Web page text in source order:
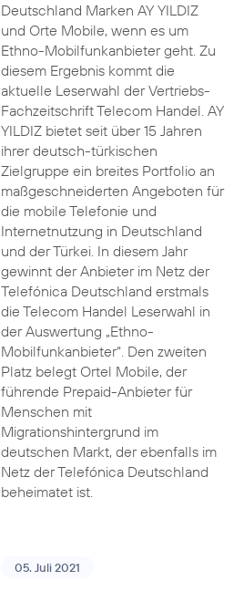
Deutschland Marken AY YILDIZ
und Orte Mobile, wenn es um
Ethno-Mobilfunkanbieter geht. Zu
diesem Ergebnis kommt die
aktuelle Leserwahl der Vertriebs-
Fachzeitschrift Telecom Handel. AY
YILDIZ bietet seit über 15 Jahren
ihrer deutsch-türkischen
Zielgruppe ein breites Portfolio an
maßgeschneiderten Angeboten für
die mobile Telefonie und
Internetnutzung in Deutschland
und der Türkei. In diesem Jahr
gewinnt der Anbieter im Netz der
Telefónica Deutschland erstmals
die Telecom Handel Leserwahl in
der Auswertung „Ethno-
Mobilfunkanbieter“. Den zweiten
Platz belegt Ortel Mobile, der
führende Prepaid-Anbieter für
Menschen mit
Migrationshintergrund im
deutschen Markt, der ebenfalls im
Netz der Telefónica Deutschland
beheimatet ist.
05. Juli 2021